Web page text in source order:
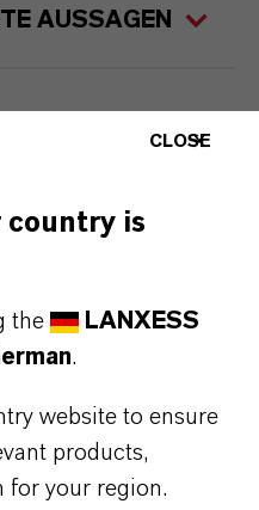
AUSSAGEN
(RTF, 6,4 KB)
CLOSE
country is
the
LANXESS
.
website to ensure
products,
for your region.